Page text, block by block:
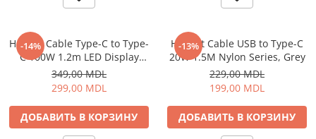
Роботы пылесосы
Уход за одеждой
Отпариватель для одежды
-14%
Helmet Cable Type-C to Type-
C 100W 1.2m LED Display
Series, Black
349,00 MDL
299,00 MDL
ДОБАВИТЬ В КОРЗИНУ
-13%
Helmet Cable USB to Type-C
20W 1.5M Nylon Series, Grey
229,00 MDL
199,00 MDL
ДОБАВИТЬ В КОРЗИНУ